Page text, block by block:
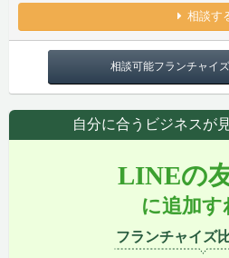
相談す
相談可能フランチャイ
自分に合うビジネスが
LINEの
に追加す
フランチャイズ